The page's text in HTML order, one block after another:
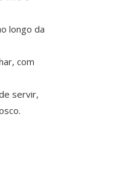
longo da
com
servir,